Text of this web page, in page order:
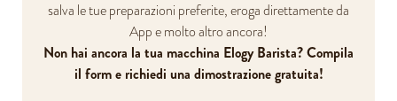
salva le tue preparazioni preferite, eroga direttamente da
App e molto altro ancora!
Non hai ancora la tua macchina Elogy Barista? Compila
il form e richiedi una dimostrazione gratuita!